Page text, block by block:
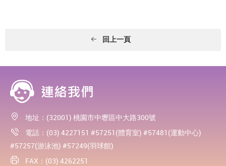
回上一頁
地址：(32001) 桃園市中壢區中大路300號
電話：(03) 4227151 #57251(體育室) #57481(運動中心)
#57257(游泳池) #57249(羽球館)
FAX：(03) 4262251